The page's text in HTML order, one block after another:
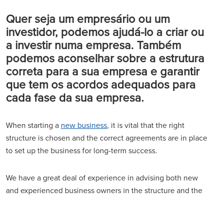
Quer seja um empresário ou um
investidor, podemos ajudá-lo a criar ou
a investir numa empresa. Também
podemos aconselhar sobre a estrutura
correta para a sua empresa e garantir
que tem os acordos adequados para
cada fase da sua empresa.
When starting a new business, it is vital that the right
structure is chosen and the correct agreements are in place
to set up the business for long-term success.
We have a great deal of experience in advising both new
and experienced business owners in the structure and the